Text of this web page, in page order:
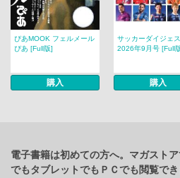
ぴあMOOK フェルメール
ぴあ [Full版]
購入
サッカーダイジェ
2026年9月号 [Full
購入
電子書籍は初めての方へ。マガスト
でもタブレットでもＰＣでも閲覧でき